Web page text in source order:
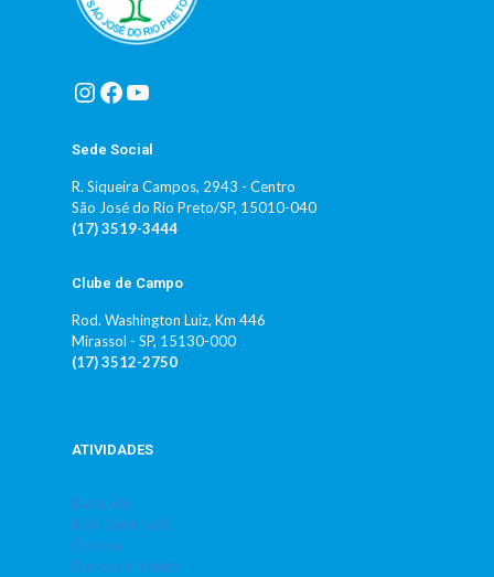
Instagram
Facebook
Youtube
Sede Social
R. Siqueira Campos, 2943 - Centro
São José do Rio Preto/SP, 15010-040
(17) 3519-3444
Clube de Campo
Rod. Washington Luiz, Km 446
Mirassol - SP, 15130-000
(17) 3512-2750
ATIVIDADES
Basquete
Bola Queimada
Corrida
Dança do Ventre